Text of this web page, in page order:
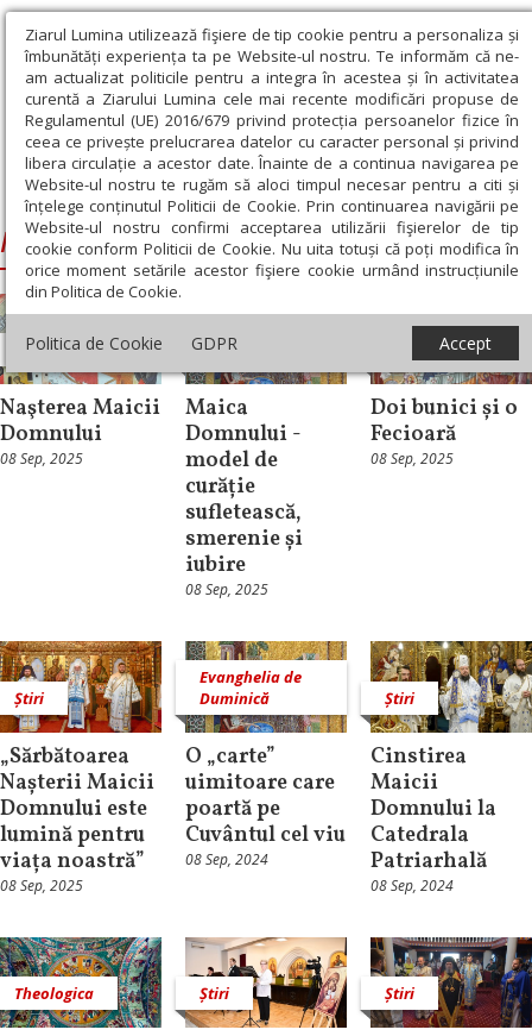
Ziarul Lumina utilizează fişiere de tip cookie pentru a personaliza și
îmbunătăți experiența ta pe Website-ul nostru. Te informăm că ne-
am actualizat politicile pentru a integra în acestea și în activitatea
curentă a Ziarului Lumina cele mai recente modificări propuse de
Regulamentul (UE) 2016/679 privind protecția persoanelor fizice în
ceea ce privește prelucrarea datelor cu caracter personal și privind
libera circulație a acestor date. Înainte de a continua navigarea pe
Website-ul nostru te rugăm să aloci timpul necesar pentru a citi și
înțelege conținutul Politicii de Cookie. Prin continuarea navigării pe
Website-ul nostru confirmi acceptarea utilizării fişierelor de tip
cookie conform Politicii de Cookie. Nu uita totuși că poți modifica în
orice moment setările acestor fişiere cookie urmând instrucțiunile
din Politica de Cookie.
Politica de Cookie GDPR Accept
Ziarul Lumina › Nașterea Maicii Domnului
Nașterea Maicii Domnului
Sinaxar
Naşterea Maicii
Domnului
08 Sep, 2025
Theologica
Maica
Domnului -
model de
curăție
sufletească,
smerenie și
iubire
08 Sep, 2025
Repere și idei
Doi bunici și o
Fecioară
08 Sep, 2025
Știri
„Sărbătoarea
Nașterii Maicii
Domnului este
lumină pentru
viața noastră”
08 Sep, 2025
Evanghelia de
Duminică
O „carte”
uimitoare care
poartă pe
Cuvântul cel viu
08 Sep, 2024
Știri
Cinstirea
Maicii
Domnului la
Catedrala
Patriarhală
08 Sep, 2024
Theologica Știri Știri